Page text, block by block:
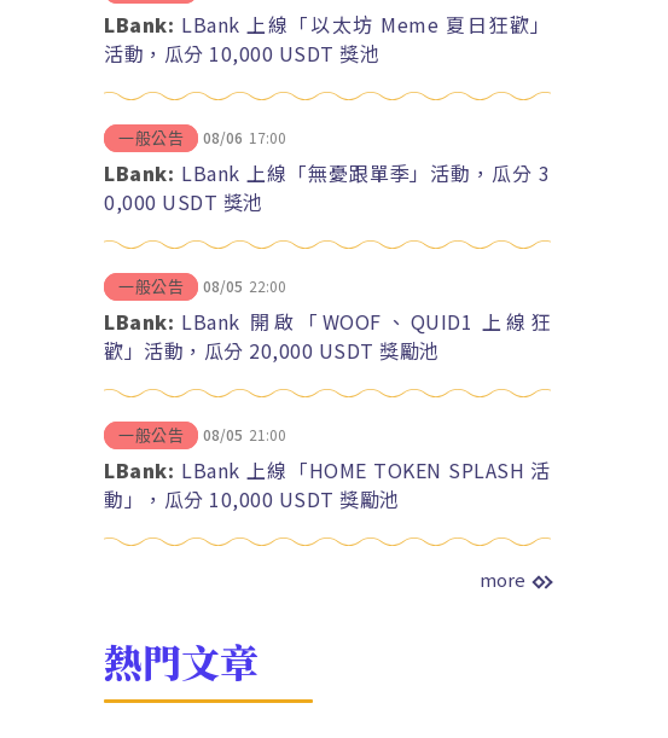
LBank: LBank 上線「以太坊 Meme 夏日狂歡」
活動，瓜分 10,000 USDT 獎池
一般公告 08/06 17:00
LBank: LBank 上線「無憂跟單季」活動，瓜分 3
0,000 USDT 獎池
一般公告 08/05 22:00
LBank: LBank 開啟「WOOF、QUID1 上線狂
歡」活動，瓜分 20,000 USDT 獎勵池
一般公告 08/05 21:00
LBank: LBank 上線「HOME TOKEN SPLASH 活
動」，瓜分 10,000 USDT 獎勵池
more
熱門文章